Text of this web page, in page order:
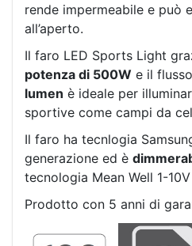
rende impermeabile e può
all’aperto.
Il faro LED Sports Light
potenza di 500W e il
lumen è ideale per
sportive come campi da
Il faro ha tecnlogia
generazione ed è
tecnologia Mean Well 1-
Prodotto con 5 anni di